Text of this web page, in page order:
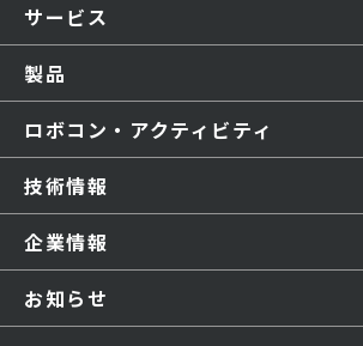
サービス
製品
ロボコン・アクティビティ
技術情報
企業情報
お知らせ